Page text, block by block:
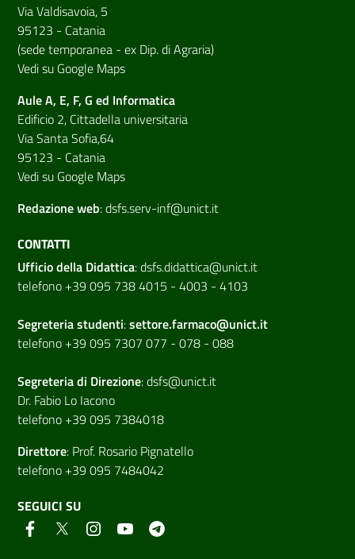
Via Valdisavoia, 5
95123 - Catania
(sede temporanea - ex Dip. di Agraria)
Vedi su Google Maps
Aule A, E, F, G ed Informatica
Edificio 2, Cittadella universitaria
Via Santa Sofia,64
95123 - Catania
Vedi su Google Maps
Redazione web:dsfs.serv-inf@unict.it
CONTATTI
Ufficio della Didattica:dsfs.didattica@unict.it
telefono +39 095 738 4015 - 4003 - 4103
Segreteria studenti:settore.farmaco@unict.it
telefono +39 095 7307 077 - 078 - 088
Segreteria di Direzione:dsfs@unict.it
Dr. Fabio Lo Iacono
telefono +39 095 7384018
Direttore: Prof. Rosario Pignatello
telefono +39 095 7484042
SEGUICI SU